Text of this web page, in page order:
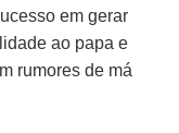
em gerar
ao papa e
rumores de má